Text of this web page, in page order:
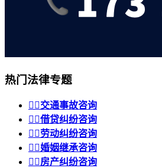
热门法律专题
 交通事故咨询
 借贷纠纷咨询
 劳动纠纷咨询
 婚姻继承咨询
 房产纠纷咨询